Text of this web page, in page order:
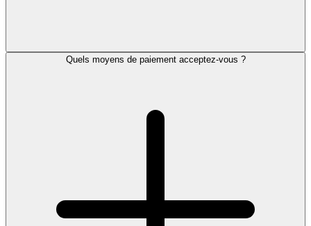
Quels moyens de paiement acceptez-vous ?